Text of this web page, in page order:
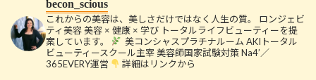
becon_scious
これからの美容は、美しさだけではなく人生の質。
ロンジェビ
ティ美容美容 × 健康 × 学び トータルライフビューティーを提
案しています。
美コンシャスプラチナルーム AKIトータル
ビューティースクール主宰美容師国家試験対策 Na4’／
365EVERY運営
詳細はリンクから